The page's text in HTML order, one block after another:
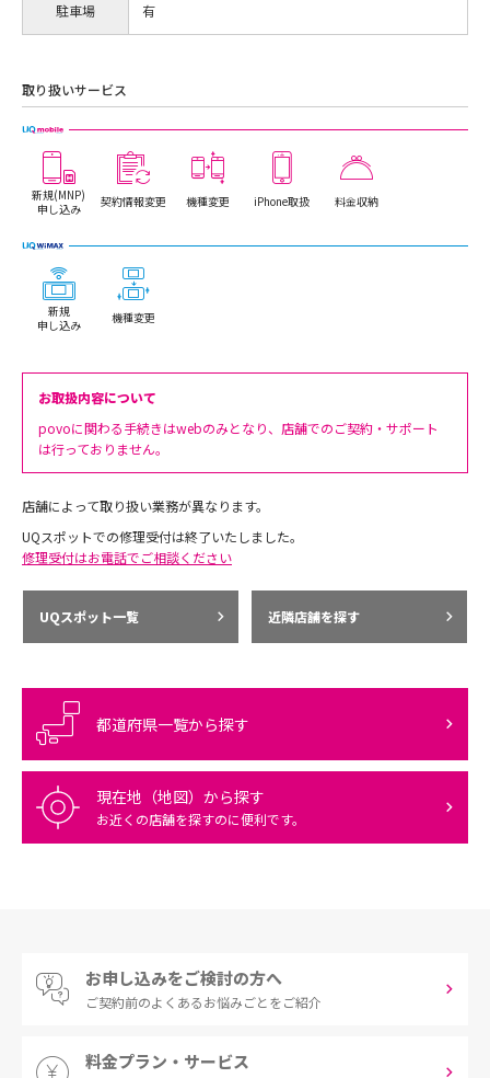
駐車場 有
取り扱いサービス
新規(MNP)
申し込み
契約情報変更 機種変更 iPhone取扱 料金収納
新規
申し込み
機種変更
お取扱内容について
povoに関わる手続きはwebのみとなり、店舗でのご契約・サポート
は行っておりません。
店舗によって取り扱い業務が異なります。
UQスポットでの修理受付は終了いたしました。
修理受付はお電話でご相談ください
UQスポット一覧 近隣店舗を探す
都道府県一覧から探す
現在地（地図）から探す
お近くの店舗を探すのに便利です。
お申し込みをご検討の方へ
ご契約前のよくあるお悩みごとをご紹介
料金プラン・サービス